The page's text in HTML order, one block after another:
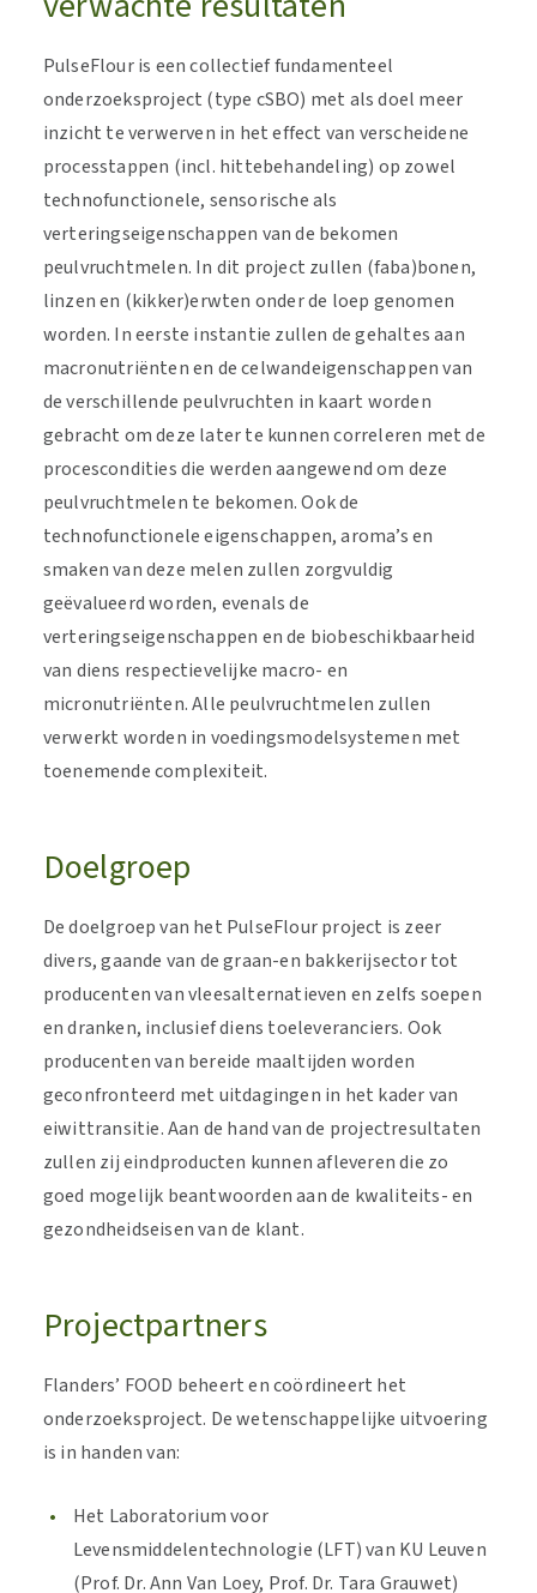
PulseFlour is een collectief fundamenteel
onderzoeksproject (type cSBO) met als doel meer
inzicht te verwerven in het effect van verscheidene
processtappen (incl. hittebehandeling) op zowel
technofunctionele, sensorische als
verteringseigenschappen van de bekomen
peulvruchtmelen. In dit project zullen (faba)bonen,
linzen en (kikker)erwten onder de loep genomen
worden. In eerste instantie zullen de gehaltes aan
macronutriënten en de celwandeigenschappen van
de verschillende peulvruchten in kaart worden
gebracht om deze later te kunnen correleren met de
procescondities die werden aangewend om deze
peulvruchtmelen te bekomen. Ook de
technofunctionele eigenschappen, aroma’s en
smaken van deze melen zullen zorgvuldig
geëvalueerd worden, evenals de
verteringseigenschappen en de biobeschikbaarheid
van diens respectievelijke macro- en
micronutriënten. Alle peulvruchtmelen zullen
verwerkt worden in voedingsmodelsystemen met
toenemende complexiteit.
Doelgroep
De doelgroep van het PulseFlour project is zeer
divers, gaande van de graan-en bakkerijsector tot
producenten van vleesalternatieven en zelfs soepen
en dranken, inclusief diens toeleveranciers. Ook
producenten van bereide maaltijden worden
geconfronteerd met uitdagingen in het kader van
eiwittransitie. Aan de hand van de projectresultaten
zullen zij eindproducten kunnen afleveren die zo
goed mogelijk beantwoorden aan de kwaliteits- en
gezondheidseisen van de klant.
Projectpartners
Flanders’ FOOD beheert en coördineert het
onderzoeksproject. De wetenschappelijke uitvoering
is in handen van:
Het Laboratorium voor
Levensmiddelentechnologie (LFT) van KU Leuven
(Prof. Dr. Ann Van Loey, Prof. Dr. Tara Grauwet)